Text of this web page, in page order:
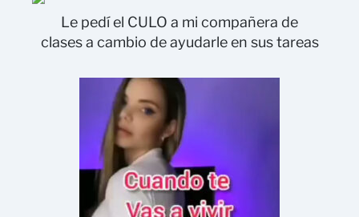
Le pedí el CULO a mi compañera de
clases a cambio de ayudarle en sus tareas